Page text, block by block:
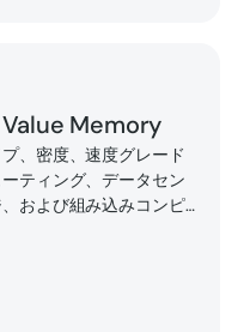
Memory
、密度、速度グレード
ティング、データセン
および組み込みコンピ
も一般的に使用される